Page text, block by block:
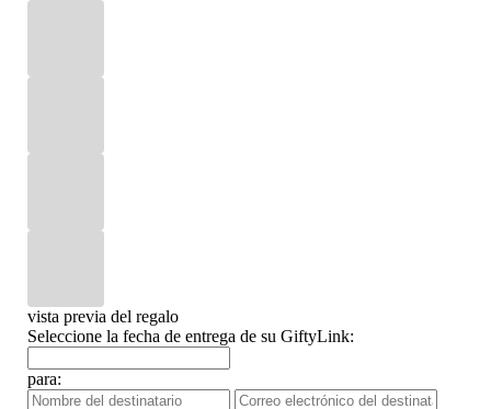
vista previa del regalo
Seleccione la fecha de entrega de su GiftyLink:
para: